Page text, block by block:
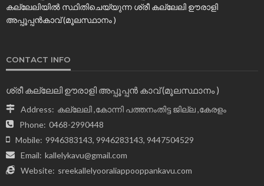
കല്ലേലിയില്‍ സ്ഥിതിചെയ്യുന്ന ശ്രീ കല്ലേലി ഊരാളി
അപ്പൂപ്പൻകാവ് (മൂലസ്ഥാനം )
CONTACT INFO
ശ്രീ കല്ലേലി ഊരാളി അപ്പൂപ്പന്‍ കാവ് (മൂലസ്ഥാനം )
Address: കല്ലേലി ,കോന്നി പത്തനംതിട്ട ജില്ല ,കേരളം
Phone: 0468-2990448
Mobile: 9946383143, 9946283143, 9447504529
Email: kallelykavu@gmail.com
Website: sreekallelyooraliappooppankavu.com